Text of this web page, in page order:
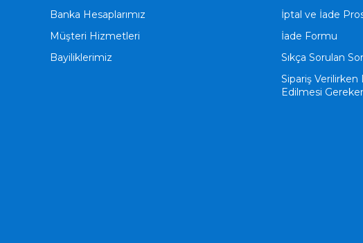
Banka Hesaplarımız
Müşteri Hizmetleri
Bayiliklerimiz
İptal ve İade
İade Formu
Sıkça Sorulan
Sipariş Verilirken
Edilmesi